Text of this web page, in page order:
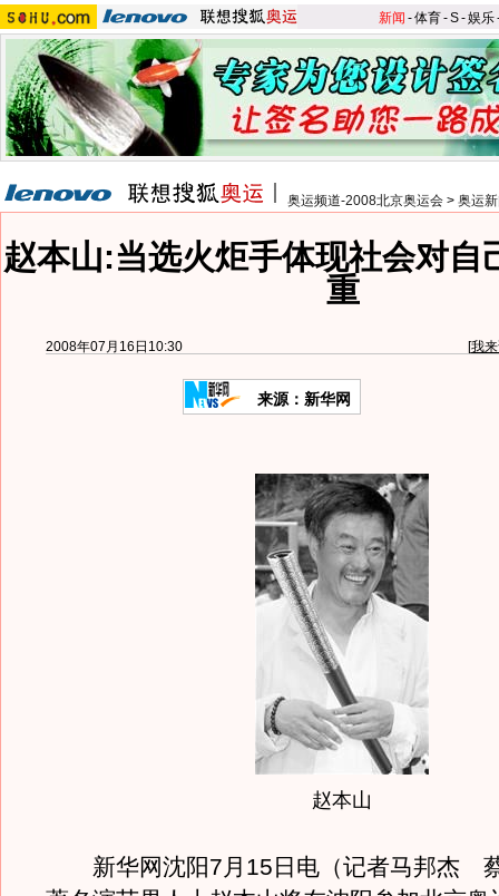
新闻 -体育-S-娱乐
奥运频道-2008北京奥运会 > 奥运
赵本山:当选火炬手体现社会对自
重
2008年07月16日10:30 [我
来源：新华网
赵本山
新华网沈阳7月15日电（记者马邦杰